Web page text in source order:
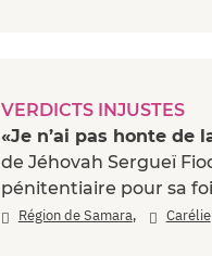
VERDICTS INJUSTES
«Je n’ai pas honte de
de Jéhovah Sergueï
pénitentiaire pour sa
Région de Samara, Carélie